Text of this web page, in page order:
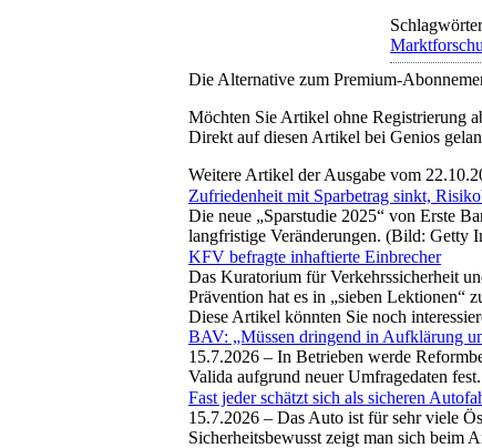
Die Alternative zum Premium-
Möchten Sie Artikel ohne Registrierung
Direkt auf diesen Artikel bei Genios
Weitere Artikel der Ausgabe vom
Zufriedenheit mit Sparbetrag sinkt,
Die neue „Sparstudie 2025“ von Erste
langfristige Veränderungen. (Bild: Getty
KFV befragte inhaftierte Einbrecher
Das Kuratorium für Verkehrssicherheit
Prävention hat es in „sieben Lektionen“
Diese Artikel könnten Sie noch
BAV: „Müssen dringend in Aufklärung
15.7.2026 – In Betrieben werde
Valida aufgrund neuer Umfragedaten
Fast jeder schätzt sich als sicheren
15.7.2026 – Das Auto ist für sehr viele
Sicherheitsbewusst zeigt man sich beim